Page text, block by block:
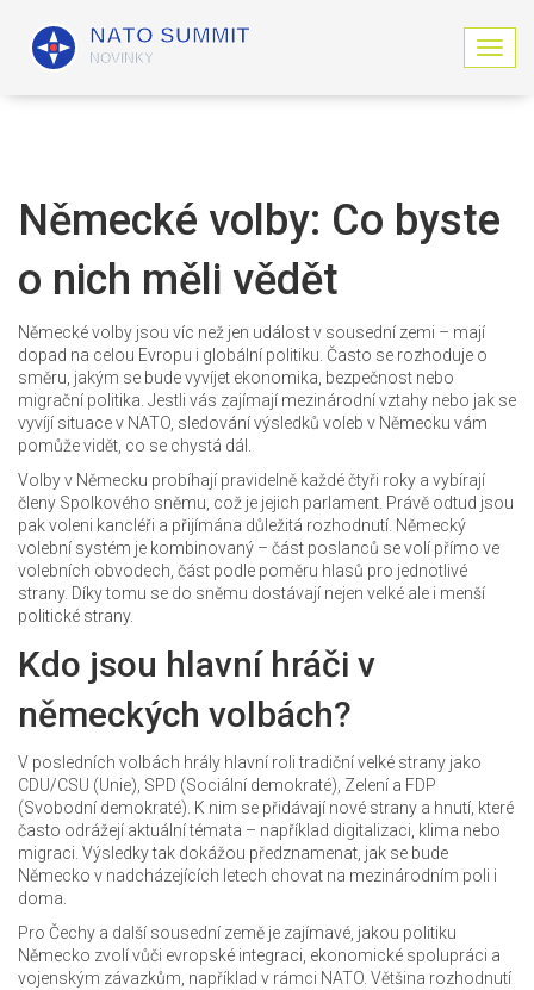
Z
o
t
n
i
Německé volby: Co byste
o nich měli vědět
Německé volby jsou víc než jen událost v sousední zemi – mají
dopad na celou Evropu i globální politiku. Často se rozhoduje o
směru, jakým se bude vyvíjet ekonomika, bezpečnost nebo
migrační politika. Jestli vás zajímají mezinárodní vztahy nebo jak se
vyvíjí situace v NATO, sledování výsledků voleb v Německu vám
pomůže vidět, co se chystá dál.
Volby v Německu probíhají pravidelně každé čtyři roky a vybírají
členy Spolkového sněmu, což je jejich parlament. Právě odtud jsou
pak voleni kancléři a přijímána důležitá rozhodnutí. Německý
volební systém je kombinovaný – část poslanců se volí přímo ve
volebních obvodech, část podle poměru hlasů pro jednotlivé
strany. Díky tomu se do sněmu dostávají nejen velké ale i menší
politické strany.
Kdo jsou hlavní hráči v
německých volbách?
V posledních volbách hrály hlavní roli tradiční velké strany jako
CDU/CSU (Unie), SPD (Sociální demokraté), Zelení a FDP
(Svobodní demokraté). K nim se přidávají nové strany a hnutí, které
často odrážejí aktuální témata – například digitalizaci, klima nebo
migraci. Výsledky tak dokážou předznamenat, jak se bude
Německo v nadcházejících letech chovat na mezinárodním poli i
doma.
Pro Čechy a další sousední země je zajímavé, jakou politiku
Německo zvolí vůči evropské integraci, ekonomické spolupráci a
vojenským závazkům, například v rámci NATO. Většina rozhodnutí